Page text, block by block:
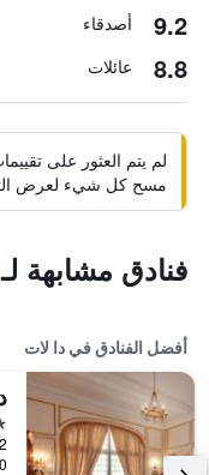
9.2 أصدقاء
8.8 عائلات
لم يتم العثور على
مسح كل شيء لعرض
فنادق مشابهة لـ Lan Phuc House
أفضل الفنادق في دا لات
5 نجوم
0.0